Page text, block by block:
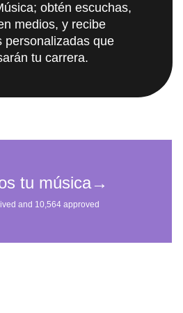
obtén escuchas,
medios, y recibe
personalizadas que
tu carrera.